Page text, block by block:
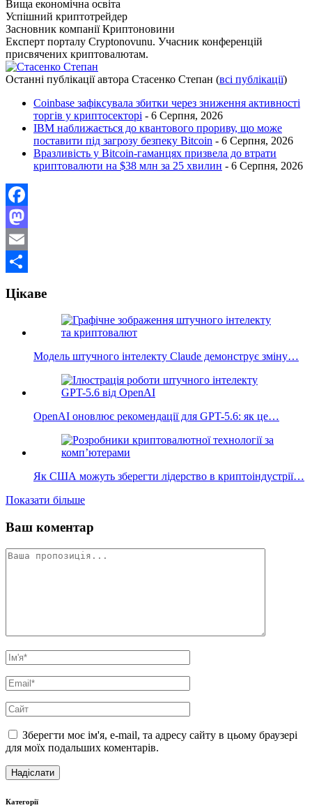
Вища економічна освіта
Успішний криптотрейдер
Засновник компанії Криптоновини
Експерт порталу Cryptonovunu. Учасник конференцій
присвячених криптовалютам.
Останні публікації автора Стасенко Степан (всі публікації)
Coinbase зафіксувала збитки через зниження активності
торгів у криптосекторі - 6 Серпня, 2026
IBM наближається до квантового прориву, що може
поставити під загрозу безпеку Bitcoin - 6 Серпня, 2026
Вразливість у Bitcoin-гаманцях призвела до втрати
криптовалюти на $38 млн за 25 хвилин - 6 Серпня, 2026
Facebook
Mastodon
Email
Цікаве
Модель штучного інтелекту Claude демонструє зміну…
OpenAI оновлює рекомендації для GPT-5.6: як це…
Як США можуть зберегти лідерство в криптоіндустрії…
Показати більше
Ваш коментар
Зберегти моє ім'я, e-mail, та адресу сайту в цьому браузері
для моїх подальших коментарів.
Категорії